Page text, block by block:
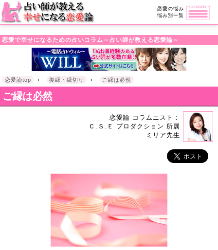
・!DOCTYPE html>l
恋愛の悩み
悩み別一覧
恋愛で幸せになるための占いコラム～占い師が教える恋愛論～
恋愛論top › 復縁・縁切り › ご縁は必然
ご縁は必然
恋愛論 コラムニスト：
Ｃ.Ｓ.Ｅ プロダクション 所属
ミリア先生